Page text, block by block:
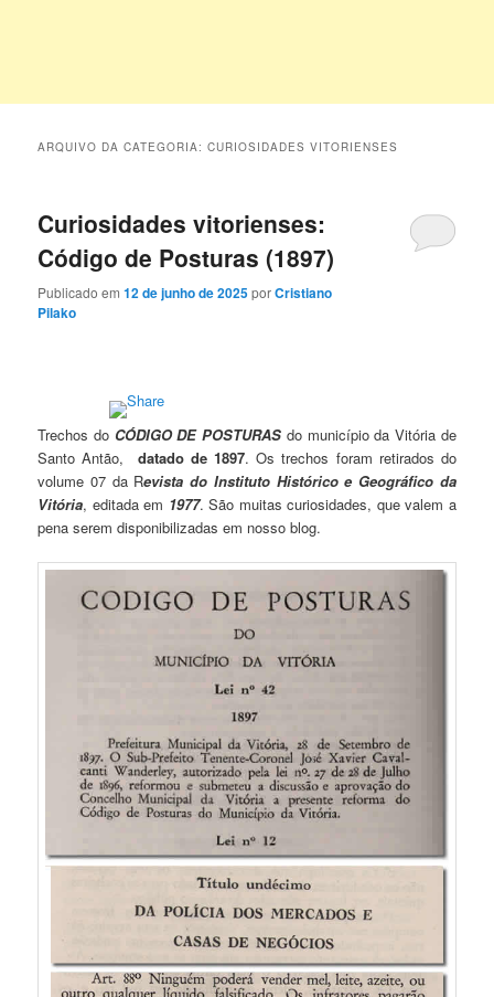
ARQUIVO DA CATEGORIA:CURIOSIDADES VITORIENSES
Curiosidades vitorienses:
Código de Posturas (1897)
Publicado em12 de junho de 2025porCristiano
Pilako
Trechos do CÓDIGO DE POSTURAS do município da Vitória de
Santo Antão, datado de 1897. Os trechos foram retirados do
volume 07 da Revista do Instituto Histórico e Geográfico da
Vitória, editada em 1977. São muitas curiosidades, que valem a
pena serem disponibilizadas em nosso blog.